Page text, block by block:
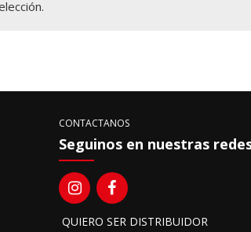
CONTACTANOS
Seguinos en nuestras
QUIERO SER DISTRIBUIDOR